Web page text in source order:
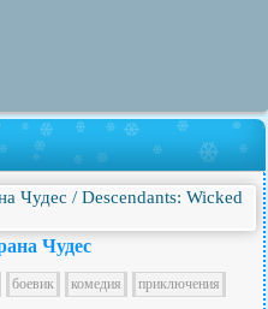
Чудес
боевик комедия
приключения